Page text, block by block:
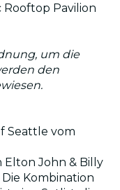
Pavilion
um die
den
Seattle vom
Elton John & Billy
Kombination